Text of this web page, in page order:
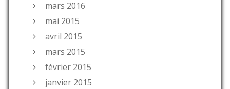
mars 2016
mai 2015
avril 2015
mars 2015
février 2015
janvier 2015